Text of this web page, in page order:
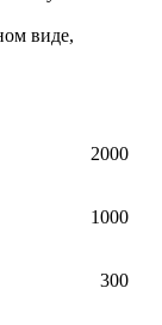
виде,
2000
1000
300